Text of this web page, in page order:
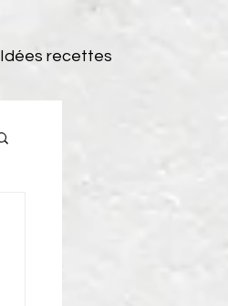
Idées recettes